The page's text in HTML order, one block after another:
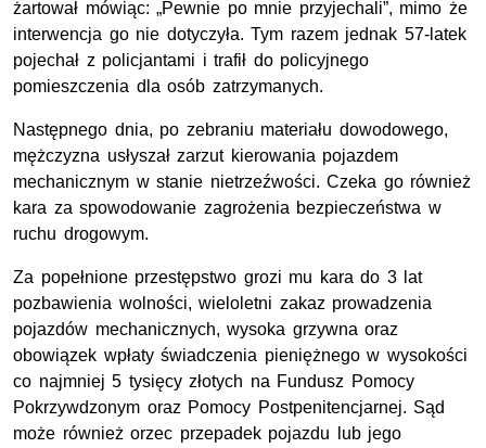
żartował mówiąc: „Pewnie po mnie przyjechali”, mimo że
interwencja go nie dotyczyła. Tym razem jednak 57-latek
pojechał z policjantami i trafił do policyjnego
pomieszczenia dla osób zatrzymanych.
Następnego dnia, po zebraniu materiału dowodowego,
mężczyzna usłyszał zarzut kierowania pojazdem
mechanicznym w stanie nietrzeźwości. Czeka go również
kara za spowodowanie zagrożenia bezpieczeństwa w
ruchu drogowym.
Za popełnione przestępstwo grozi mu kara do 3 lat
pozbawienia wolności, wieloletni zakaz prowadzenia
pojazdów mechanicznych, wysoka grzywna oraz
obowiązek wpłaty świadczenia pieniężnego w wysokości
co najmniej 5 tysięcy złotych na Fundusz Pomocy
Pokrzywdzonym oraz Pomocy Postpenitencjarnej. Sąd
może również orzec przepadek pojazdu lub jego